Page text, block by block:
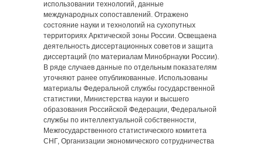
использовании технологий, данные
международных сопоставлений. Отражено
состояние науки и технологий на сухопутных
территориях Арктической зоны России. Освещаена
деятельность диссертационных советов и защита
диссертаций (по материалам Минобрнауки России).
В ряде случаев данные по отдельным показателям
уточняют ранее опубликованные. Использованы
материалы Федеральной службы государственной
статистики, Министерства науки и высшего
образования Российской Федерации, Федеральной
службы по интеллектуальной собственности,
Межгосударственного статистического комитета
СНГ, Организации экономического сотрудничества